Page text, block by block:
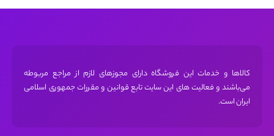
کالاها و خدمات این فروشگاه دارای مجوز‌های لازم از مراجع مربوطه
می‌باشند و فعالیت های این سایت تابع قوانین و مقررات جمهوری اسلامی
ایران است.